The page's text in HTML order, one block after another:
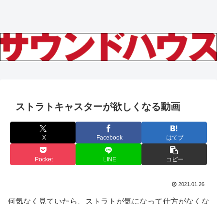
ストラトキャスターが欲しくなる動画
X Facebook はてブ
Pocket LINE コピー
2021.01.26
何気なく見ていたら、ストラトが気になって仕方がなくな